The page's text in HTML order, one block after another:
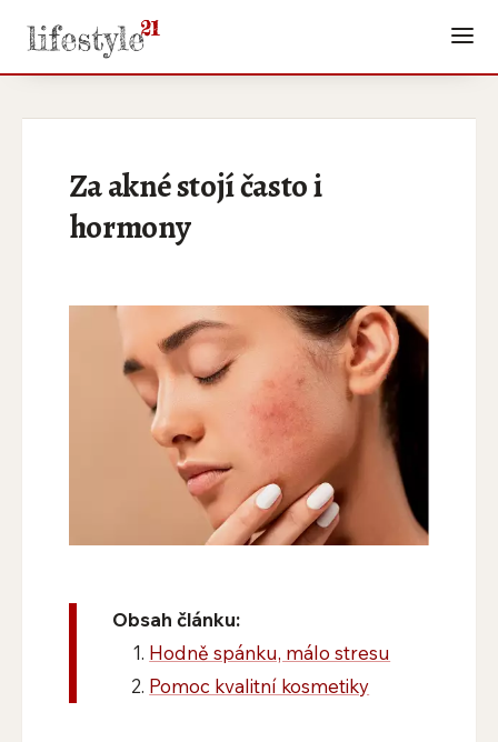
Za akné stojí často i
hormony
Obsah článku:
Hodně spánku, málo stresu
Pomoc kvalitní kosmetiky